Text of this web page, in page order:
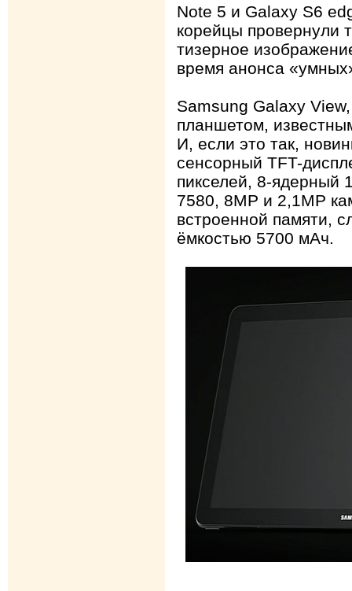
Note 5 и Galaxy S6
корейцы провернули
тизерное
время анонса
Samsung Galaxy
планшетом,
И, если это так,
сенсорный TFT-
пикселей, 8-ядерный
7580, 8МР и 2,1МР
встроенной памяти,
ёмкостью 5700 мАч.